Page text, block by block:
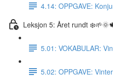
4.14: OPPGAVE:
Leksjon 5: Året rundt
5.01: VOKABULAR:
5.02: OPPGAVE: